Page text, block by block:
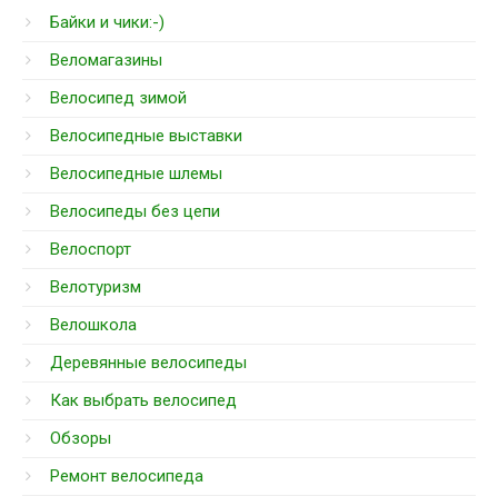
Байки и чики:-)
Веломагазины
Велосипед зимой
Велосипедные выставки
Велосипедные шлемы
Велосипеды без цепи
Велоспорт
Велотуризм
Велошкола
Деревянные велосипеды
Как выбрать велосипед
Обзоры
Ремонт велосипеда